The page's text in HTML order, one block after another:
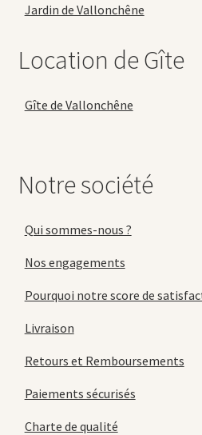
Jardin de Vallonchêne
Location de Gîte
Gîte de Vallonchêne
Notre société
Qui sommes-nous ?
Nos engagements
Pourquoi notre score de
Livraison
Retours et Remboursements
Paiements sécurisés
Charte de qualité